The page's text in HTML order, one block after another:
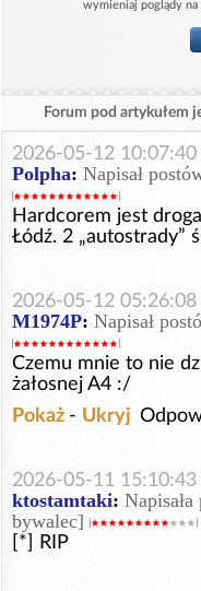
wymieniaj poglądy na
Forum pod artykułem
2026-05-12
Polpha: Napisał
Hardcorem jest
Łódź. 2 „autostrady”
2026-05-12
M1974P: Napisał
Czemu mnie to nie
żałosnej A4 :/
Pokaż - Ukryj
2026-05-11
ktostamtaki:
bywalec]
[*] RIP